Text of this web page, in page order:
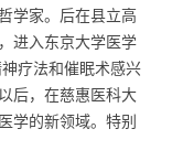
学家。后在县立高
进入东京大学医学
疗法和催眠术感兴
后，在慈惠医科大
学的新领域。特别